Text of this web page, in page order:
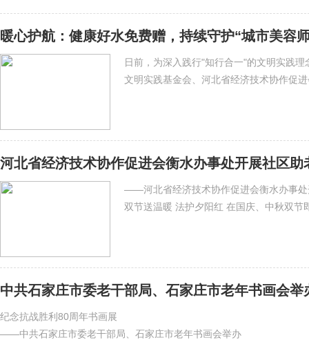
暖心护航：健康好水免费赠，持续守护“城市美容
日前，为深入践行"知行合一"的文明实践
文明实践基金会、河北省经济技术协作促
河北省经济技术协作促进会衡水办事处开展社区助
——河北省经济技术协作促进会衡水办事处
双节送温暖 法护夕阳红 在国庆、中秋双
中共石家庄市委老干部局、石家庄市老年书画会
纪念抗战胜利80周年书画展
——中共石家庄市委老干部局、石家庄市老年书画会举办